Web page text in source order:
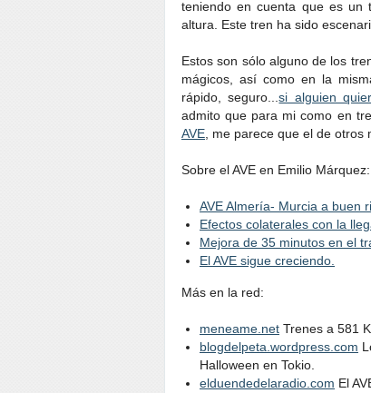
teniendo en cuenta que es un
altura. Este tren ha sido
Estos son sólo alguno de los
mágicos, así como en la
rápido, seguro...si alguien
admito que para mi como en
AVE , me parece que el de otros
Sobre el AVE en Emilio Márquez:
AVE Almería- Murcia a buen
Efectos colaterales con la
Mejora de 35 minutos en el
El AVE sigue creciendo.
Más en la red:
meneame.net Trenes a 581
blogdelpeta.wordpress.com
Halloween en Tokio.
elduendedelaradio.com El